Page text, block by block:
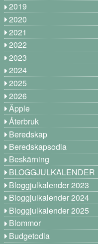
2019
2020
2021
2022
2023
2024
2025
2026
Äpple
Återbruk
Beredskap
Beredskapsodla
Beskärning
BLOGGJULKALENDER
Bloggjulkalender 2023
Bloggjulkalender 2024
Bloggjulkalender 2025
Blommor
Budgetodla